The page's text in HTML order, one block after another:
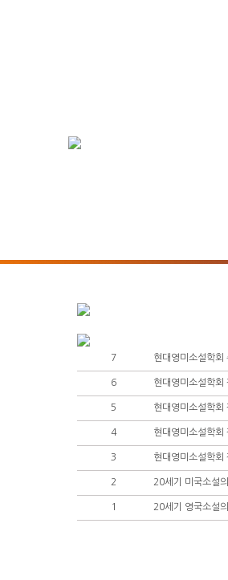
7 현대영미소설학
6 현대영미소설학회
5 현대영미소설학회
4 현대영미소설학회
3 현대영미소설학회
2 20세기 미국소설
1 20세기 영국소설